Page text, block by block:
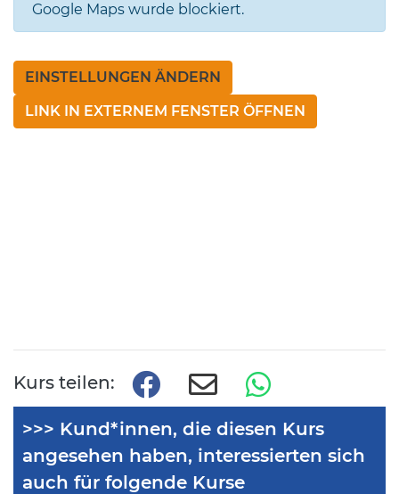
Google Maps wurde blockiert.
EINSTELLUNGEN ÄNDERN
LINK IN EXTERNEM FENSTER ÖFFNEN
Kurs teilen:
>>> Kund*innen, die diesen Kurs
angesehen haben, interessierten sich
auch für folgende Kurse